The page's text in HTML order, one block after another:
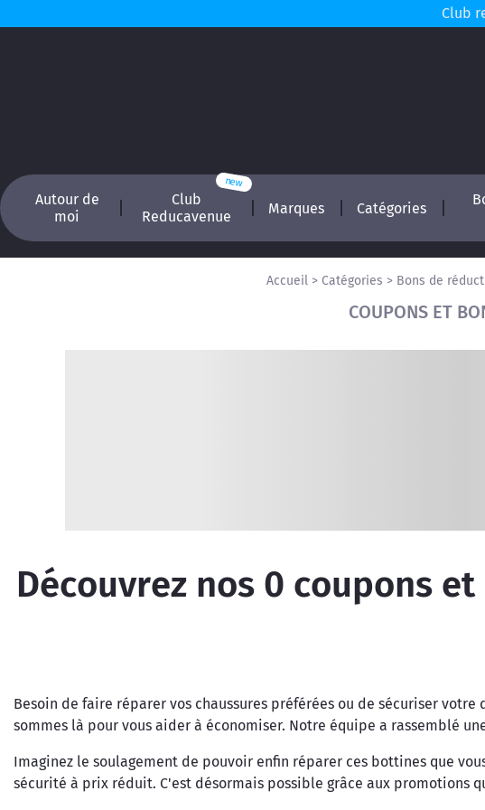
Club
Autour de
moi
Club
Reducavenue
Marques Catégories
Accueil > Catégories > Bons de
COUPONS ET
Découvrez nos 0 coupons
Besoin de faire réparer vos chaussures préférées ou de sécuriser
sommes là pour vous aider à économiser. Notre équipe a rassemblé
Imaginez le soulagement de pouvoir enfin réparer ces bottines que
sécurité à prix réduit. C'est désormais possible grâce aux promotions